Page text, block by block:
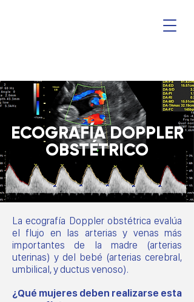
ECOGRAFÍA DOPPLER
OBSTÉTRICO
La ecografía Doppler obstétrica evalúa
el flujo en las arterias y venas más
importantes de la madre (arterias
uterinas) y del bebé (arterias cerebral,
umbilical, y ductus venoso).
¿Qué mujeres deben realizarse esta